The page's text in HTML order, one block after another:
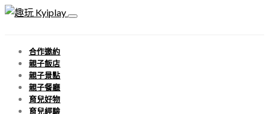
合作邀約
親子飯店
親子景點
親子餐廳
育兒好物
育兒經驗